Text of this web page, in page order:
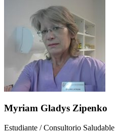
Myriam Gladys Zipenko
Estudiante / Consultorio Saludable